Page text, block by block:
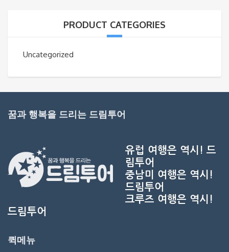
PRODUCT CATEGORIES
Uncategorized
꿈과 행복을 드리는 드림투어
유럽 여행은 역시! 드
림투어
중남미 여행은 역시!
드림투어
크루즈 여행은 역시!
드림투어
퀵메뉴